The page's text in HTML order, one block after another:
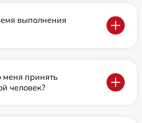
выполнения
меня принять
человек?